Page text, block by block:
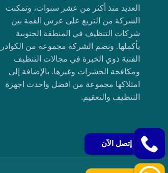
العديد منذ أكثر من عشر سنوات، وتمكنت
الشركة من التربع على عرش القمة بين
شركات التنظيف في المنطقة الجنوبية
بأكملها. وتضم الشركة مجموعة من الكوادر
الفنية ذوي الخبرة في مجالات التنظيف
ومكافحة الحشرات وغيرها. بالإضافة إلى
امتلاكها مجموعة من افضل واحدث اجهزة
التنظيف والتعقيم.
إتصل الآن